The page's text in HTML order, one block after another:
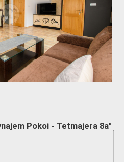
Pokoi - Tetmajera 8a"